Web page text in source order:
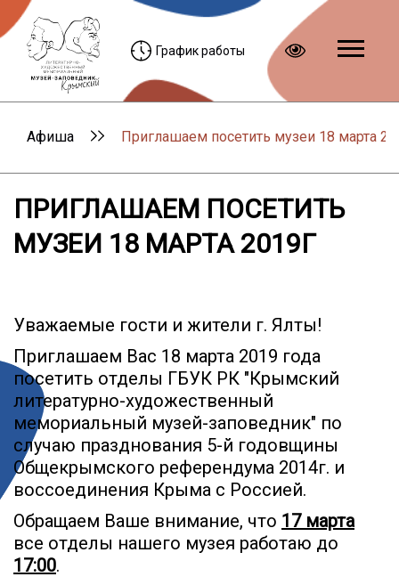
График работы
Афиша Приглашаем посетить музеи 18 марта
ПРИГЛАШАЕМ ПОСЕТИТЬ
МУЗЕИ 18 МАРТА 2019Г
Уважаемые гости и жители г. Ялты!
Приглашаем Вас 18 марта 2019 года
посетить отделы ГБУК РК "Крымский
литературно-художественный
мемориальный музей-заповедник" по
случаю празднования 5-й годовщины
Общекрымского референдума 2014г. и
воссоединения Крыма с Россией.
Обращаем Ваше внимание, что 17 марта
все отделы нашего музея работаю до
17:00.